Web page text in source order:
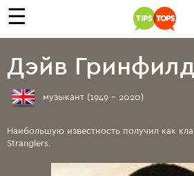
☰
Дэйв Гринфилд
музыкант (1949 - 2020)
Наибольшую известность получил как
Stranglers.